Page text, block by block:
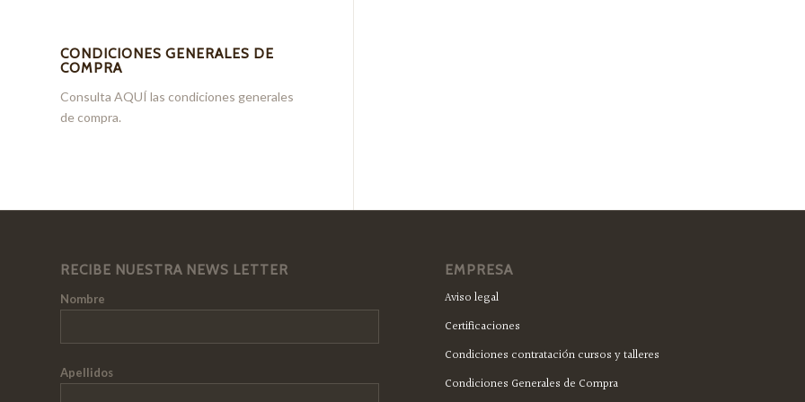
CONDICIONES GENERALES DE
COMPRA
Consulta AQUÍlas condiciones generales
de compra.
RECIBE NUESTRA NEWS LETTER
Nombre
Apellidos
EMPRESA
Aviso legal
Certificaciones
Condiciones contratación cursos y talleres
Condiciones Generales de Compra